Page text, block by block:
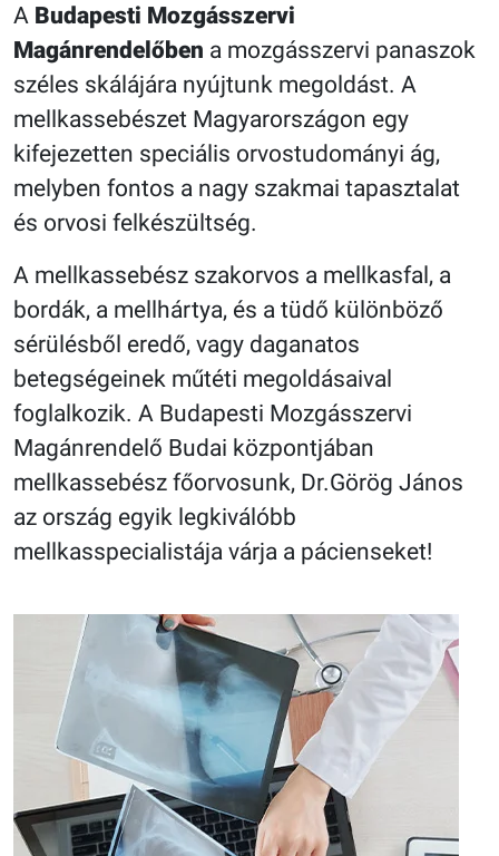
A Budapesti Mozgásszervi
Magánrendelőben a mozgásszervi panaszok
széles skálájára nyújtunk megoldást. A
mellkassebészet Magyarországon egy
kifejezetten speciális orvostudományi ág,
melyben fontos a nagy szakmai tapasztalat
és orvosi felkészültség.
A mellkassebész szakorvos a mellkasfal, a
bordák, a mellhártya, és a tüdő különböző
sérülésből eredő, vagy daganatos
betegségeinek műtéti megoldásaival
foglalkozik. A Budapesti Mozgásszervi
Magánrendelő Budai központjában
mellkassebész főorvosunk, Dr.Görög János
az ország egyik legkiválóbb
mellkasspecialistája várja a pácienseket!